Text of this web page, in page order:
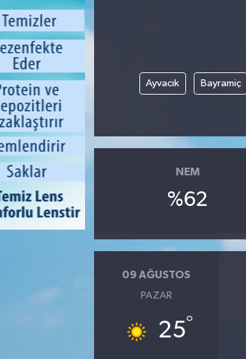
Ayvacık Bayramiç
NEM
%62
09 AĞUSTOS
PAZAR
25°